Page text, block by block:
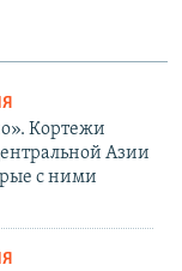
Кортежи
Азии
с ними